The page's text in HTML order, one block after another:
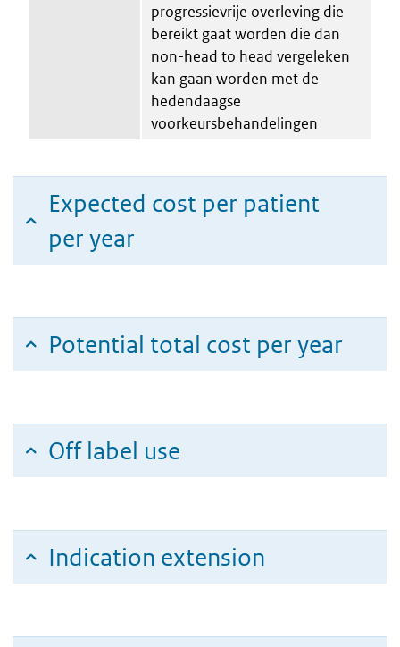
progressievrije overleving die
bereikt gaat worden die dan
non-head to head vergeleken
kan gaan worden met de
hedendaagse
voorkeursbehandelingen
Expected cost per patient
per year
Potential total cost per year
Off label use
Indication extension